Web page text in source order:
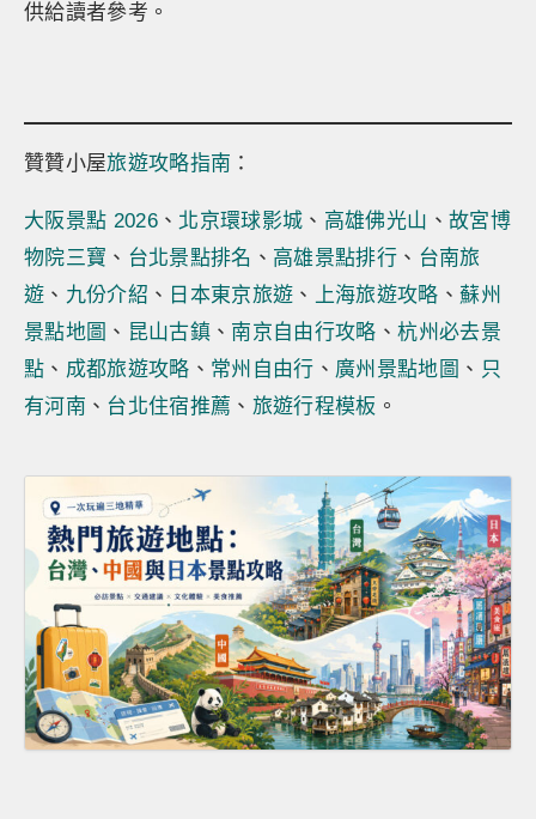
供給讀者參考。
贊贊小屋旅遊攻略指南 ：
大阪景點 2026 、 北京環球影城 、 高雄佛光山 、 故宮博
物院三寶 、 台北景點排名 、 高雄景點排行 、 台南旅
遊 、 九份介紹 、 日本東京旅遊 、 上海旅遊攻略 、蘇州
景點地圖 、 昆山古鎮 、 南京自由行攻略 、杭州必去景
點 、 成都旅遊攻略 、 常州自由行 、 廣州景點地圖 、 只
有河南 、 台北住宿推薦 、 旅遊行程模板 。